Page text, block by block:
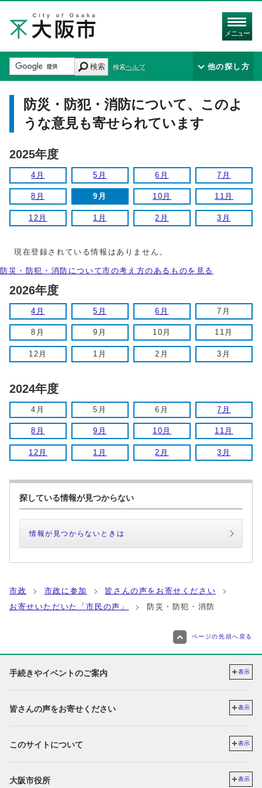
メニュー
検索 検索ヘルプ 他の探し方
防災・防犯・消防について、このよ
うな意見も寄せられています
2025年度
4月 5月 6月 7月
8月 9月 10月 11月
12月 1月 2月 3月
現在登録されている情報はありません。
防災・防犯・消防について市の考え方のあるものを見る
2026年度
4月 5月 6月 7月
8月 9月 10月 11月
12月 1月 2月 3月
2024年度
4月 5月 6月 7月
8月 9月 10月 11月
12月 1月 2月 3月
探している情報が見つからない
情報が見つからないときは
市政 市政に参加
皆さんの声をお寄せください
お寄せいただいた「市民の声」
防災・防犯・消防
ページの先頭へ戻る
手続きやイベントのご案内 表示
皆さんの声をお寄せください 表示
このサイトについて 表示
大阪市役所 表示